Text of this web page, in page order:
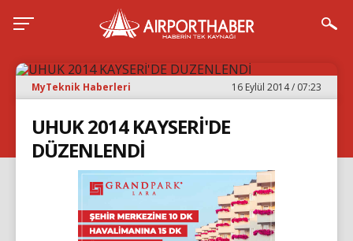
MyTeknik Haberleri 16 Eylül 2014 / 07:23
UHUK 2014 KAYSERİ'DE
DÜZENLENDİ